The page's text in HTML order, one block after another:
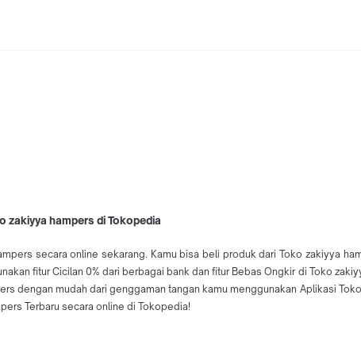
zakiyya hampers di Tokopedia
secara online sekarang. Kamu bisa beli produk dari Toko zakiyya
fitur Cicilan 0% dari berbagai bank dan fitur Bebas Ongkir di Toko
dengan mudah dari genggaman tangan kamu menggunakan Aplikasi
Terbaru secara online di Tokopedia!